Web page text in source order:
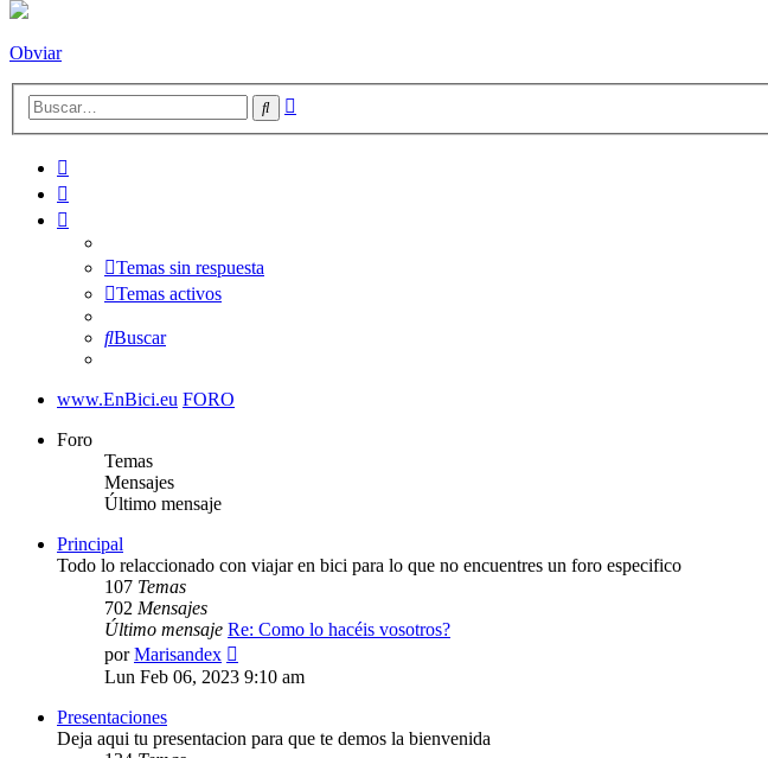
Obviar
Buscar
Temas sin respuesta
Temas activos
Buscar
www.EnBici.eu FORO
Foro
Temas
Mensajes
Último mensaje
Principal
Todo lo relaccionado con viajar en bici para lo que no encuentres un foro especifico
107 Temas
702 Mensajes
Último mensaje Re: Como lo hacéis vosotros?
porMarisandex
último
Lun Feb 06, 2023 9:10 am
Presentaciones
Deja aqui tu presentacion para que te demos la bienvenida